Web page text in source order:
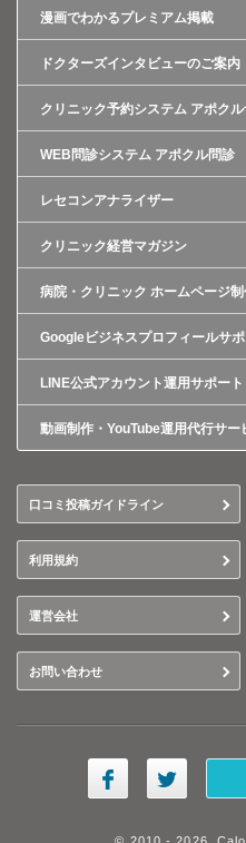
漫画でわかるプレミアム掲載
ドクターズインタビューのご案内
クリニック予約システム アポク
WEB問診システム アポクル問診
レセコンアナライザー
クリニック経営マガジン
病院・クリニック ホームページ
Googleビジネスプロフィールサポ
LINE公式アカウント運用サポート
動画制作・YouTube運用代行サー
口コミ投稿ガイドライン
利用規約
運営会社
お問い合わせ